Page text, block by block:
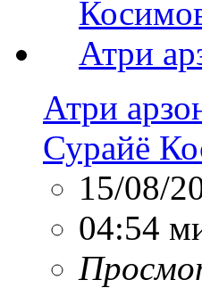
Атри
Сурайё
15/08/
04:54